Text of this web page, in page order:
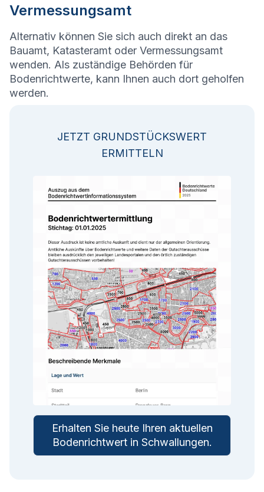
Vermessungsamt
Alternativ können Sie sich auch direkt an das
Bauamt, Katasteramt oder Vermessungsamt
wenden. Als zuständige Behörden für
Bodenrichtwerte, kann Ihnen auch dort geholfen
werden.
JETZT GRUNDSTÜCKSWERT
ERMITTELN
Erhalten Sie heute Ihren aktuellen
Bodenrichtwert in Schwallungen.